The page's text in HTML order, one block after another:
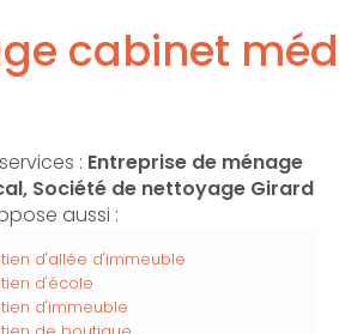
cabinet
: Entreprise de ménage
Société de nettoyage Girard
aussi :
d'allée d'immeuble
d'école
d'immeuble